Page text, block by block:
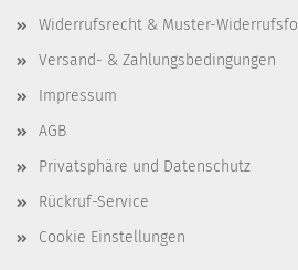
Widerrufsrecht & Muster-
Versand- & Zahlungsbedingungen
Impressum
AGB
Privatsphäre und Datenschutz
Rückruf-Service
Cookie Einstellungen